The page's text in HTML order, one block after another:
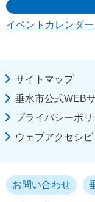
イベントカレンダー
サイトマップ
垂水市公式WEB
プライバシーポ
ウェブアクセシ
お問い合わせ